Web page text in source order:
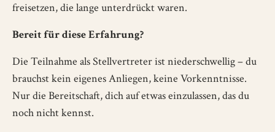
freisetzen, die lange unterdrückt waren.
Bereit für diese Erfahrung?
Die Teilnahme als Stellvertreter ist niederschwellig – du
brauchst kein eigenes Anliegen, keine Vorkenntnisse.
Nur die Bereitschaft, dich auf etwas einzulassen, das du
noch nicht kennst.